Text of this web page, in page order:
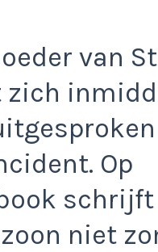
van
zich
Op
niet